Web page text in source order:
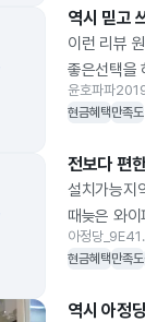
이번에 KT인터넷+
다시 KT인터넷으
참고하셔서 기존
사은품 많이 받으
2020년4월2일 가
불상사가 발생했습
저에게 죄송하다
다음날인 오늘 4월
방문하셔서 인터넷
설치시에도 아정당
역시 믿고
이런 리뷰
좋은선택을
그리고 주
윤호파파
현금혜택만족도
전보다 편
설치가능지
때늦은 와
아
현금혜택만족도
역시 아정